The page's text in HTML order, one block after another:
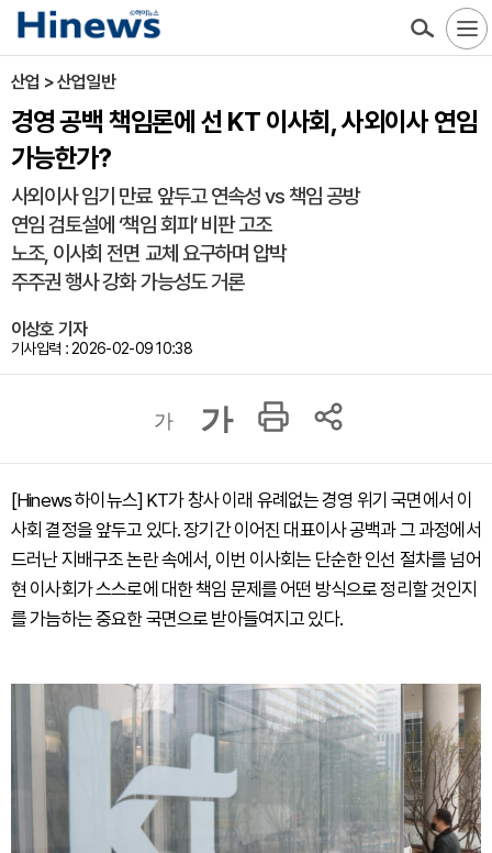
산업 > 산업일반
경영 공백 책임론에 선 KT 이사회, 사외이사 연임
가능한가?
사외이사 임기 만료 앞두고 연속성 vs 책임 공방
연임 검토설에 ‘책임 회피’ 비판 고조
노조, 이사회 전면 교체 요구하며 압박
주주권 행사 강화 가능성도 거론
이상호 기자
기사입력 : 2026-02-09 10:38
가 가
[Hinews 하이뉴스] KT가 창사 이래 유례없는 경영 위기 국면에서 이
사회 결정을 앞두고 있다. 장기간 이어진 대표이사 공백과 그 과정에서
드러난 지배구조 논란 속에서, 이번 이사회는 단순한 인선 절차를 넘어
현 이사회가 스스로에 대한 책임 문제를 어떤 방식으로 정리할 것인지
를 가늠하는 중요한 국면으로 받아들여지고 있다.